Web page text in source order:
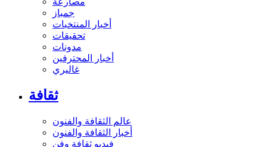
جمباز
أخبار المنتخبات
تحقيقات
مدونات
أخبار المحترفين
غاليري
ثقافة
عالم الثقافة والفنون
أخبار الثقافة والفنون
فيديو ثقافة وفن